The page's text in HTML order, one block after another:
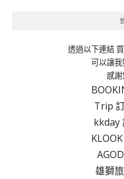
透過以下連結
可以讓我
感謝
Trip
kkday
雄獅